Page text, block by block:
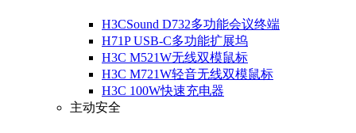
H3CSound D732多功能会议终端
H71P USB-C多功能扩展坞
H3C M521W无线双模鼠标
H3C M721W轻音无线双模鼠标
H3C 100W快速充电器
主动安全